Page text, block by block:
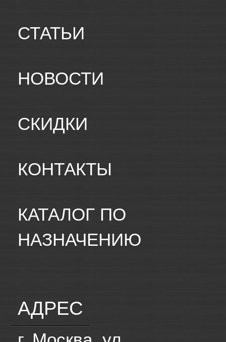
СТАТЬИ
НОВОСТИ
СКИДКИ
КОНТАКТЫ
КАТАЛОГ ПО
НАЗНАЧЕНИЮ
АДРЕС